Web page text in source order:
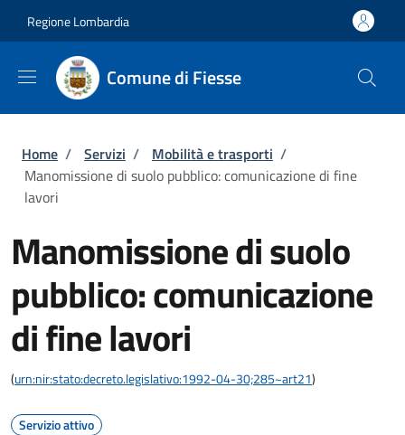
Regione Lombardia
Comune di Fiesse
Briciole di pane
Home / Servizi / Mobilità e trasporti /
Manomissione di suolo pubblico: comunicazione di fine
lavori
Manomissione di suolo
pubblico: comunicazione
di fine lavori
(urn:nir:stato:decreto.legislativo:1992-04-30;285~art21)
Servizio attivo